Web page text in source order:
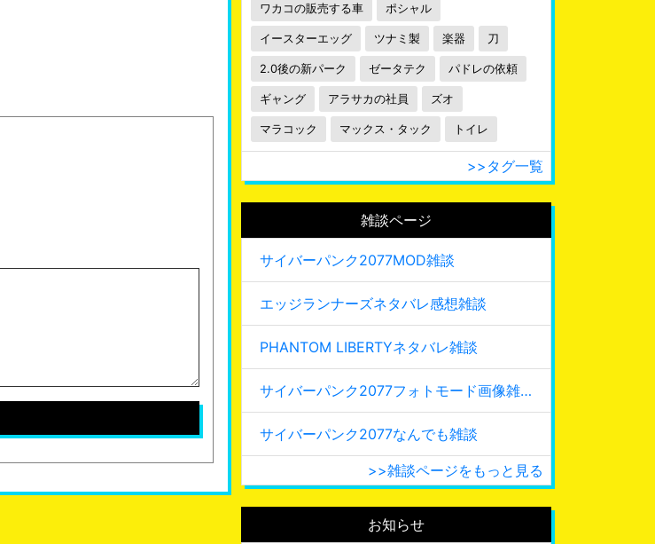
ワカコの販売する車 ポシャル
イースターエッグ ツナミ製 楽器 刀
2.0後の新パーク ゼータテク パドレの依頼
ギャング アラサカの社員 ズオ
マラコック マックス・タック トイレ
>>タグ一覧
雑談ページ
サイバーパンク2077MOD雑談
エッジランナーズネタバレ感想雑談
PHANTOM LIBERTYネタバレ雑談
サイバーパンク2077フォトモード画像雑談
サイバーパンク2077なんでも雑談
>>雑談ページをもっと見る
お知らせ